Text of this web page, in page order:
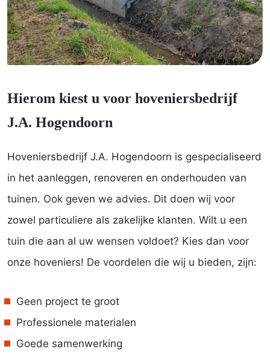
Hierom kiest u voor hoveniersbedrijf
J.A. Hogendoorn
Hoveniersbedrijf J.A. Hogendoorn is gespecialiseerd
in het aanleggen, renoveren en onderhouden van
tuinen. Ook geven we advies. Dit doen wij voor
zowel particuliere als zakelijke klanten. Wilt u een
tuin die aan al uw wensen voldoet? Kies dan voor
onze hoveniers! De voordelen die wij u bieden, zijn:
Geen project te groot
Professionele materialen
Goede samenwerking